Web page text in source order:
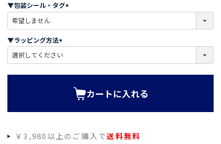
)
▼包装シール・タグ
必
)
▼ラッピング方法
必
カートに入れる
￥3,980以上のご購入で送料無料